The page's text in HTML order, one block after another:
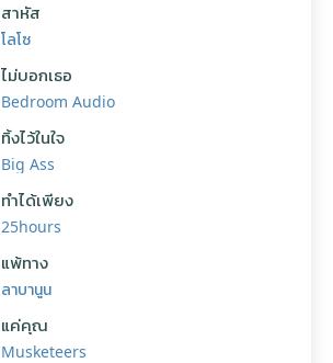
สาหัส
โลโซ
ไม่บอกเธอ
Bedroom Audio
ทิ้งไว้ในใจ
Big Ass
ทำได้เพียง
25hours
แพ้ทาง
ลาบานูน
แค่คุณ
Musketeers